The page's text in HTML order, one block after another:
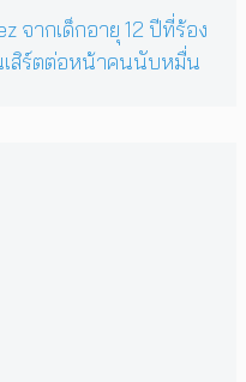
จากเด็กอายุ 12 ปีที่ร้อง
เสิร์ตต่อหน้าคนนับหมื่น